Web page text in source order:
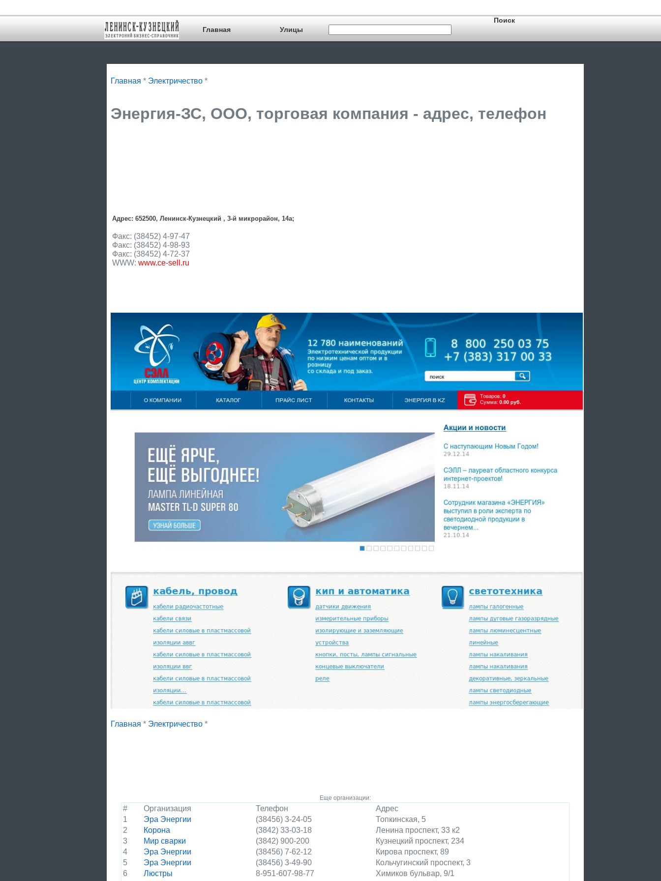
Главная Улицы
Главная * Электричество *
Энергия-ЗС, ООО, торговая компания - адрес, телефон
Адрес: 652500, Ленинск-Кузнецкий , 3-й микрорайон, 14а;
Факс: (38452) 4-97-47
Факс: (38452) 4-98-93
Факс: (38452) 4-72-37
WWW: www.ce-sell.ru
Главная * Электричество *
Еще организации:
# Организация Телефон
Адрес
1
Эра Энергии (38456) 3-24-05
Топкинская, 5
2
Корона (3842) 33-03-18
Ленина проспект, 33 к2
3
Мир сварки (3842) 900-200
Кузнецкий проспект, 234
4
Эра Энергии (38456) 7-62-12
Кирова проспект, 89
5
Эра Энергии (38456) 3-49-90
Кольчугинский проспект, 3
6
Люстры 8-951-607-98-77
Химиков бульвар, 9/1